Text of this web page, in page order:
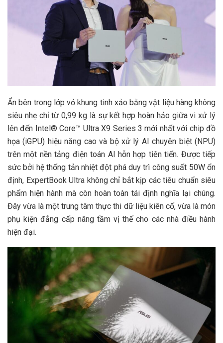
Ẩn bên trong lớp vỏ khung tinh xảo bằng vật liệu hàng không
siêu nhẹ chỉ từ 0,99 kg là sự kết hợp hoàn hảo giữa vi xử lý
lên đến Intel® Core™ Ultra X9 Series 3 mới nhất với chip đồ
họa (iGPU) hiệu năng cao và bộ xử lý AI chuyên biệt (NPU)
trên một nền tảng điện toán AI hỗn hợp tiên tiến. Được tiếp
sức bởi hệ thống tản nhiệt đột phá duy trì công suất 50W ổn
định, ExpertBook Ultra không chỉ bắt kịp các tiêu chuẩn siêu
phẩm hiện hành mà còn hoàn toàn tái định nghĩa lại chúng.
Đây vừa là một trung tâm thực thi dữ liệu kiên cố, vừa là món
phụ kiện đẳng cấp nâng tầm vị thế cho các nhà điều hành
hiện đại.